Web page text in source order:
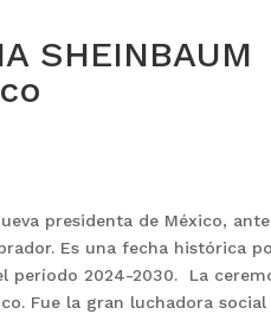
SHEINBAUM
presidenta de México,
Es una fecha histórica
período 2024-2030. La
Fue la gran luchadora